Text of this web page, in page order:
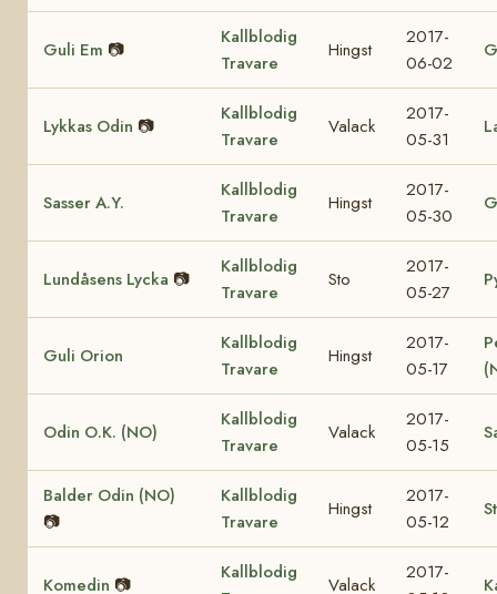
Guli Em 📷
Kallblodig
Travare
Hingst
2017-
06-02
Lykkas Odin 📷
Kallblodig
Travare
Valack
2017-
05-31
Sasser A.Y.
Kallblodig
Travare
Hingst
2017-
05-30
Lundåsens Lycka 📷
Kallblodig
Travare
Sto
2017-
05-27
Guli Orion
Kallblodig
Travare
Hingst
2017-
05-17
Odin O.K. (NO)
Kallblodig
Travare
Valack
2017-
05-15
Balder Odin (NO)
📷
Kallblodig
Travare
Hingst
2017-
05-12
Komedin 📷
Kallblodig
Valack
2017-